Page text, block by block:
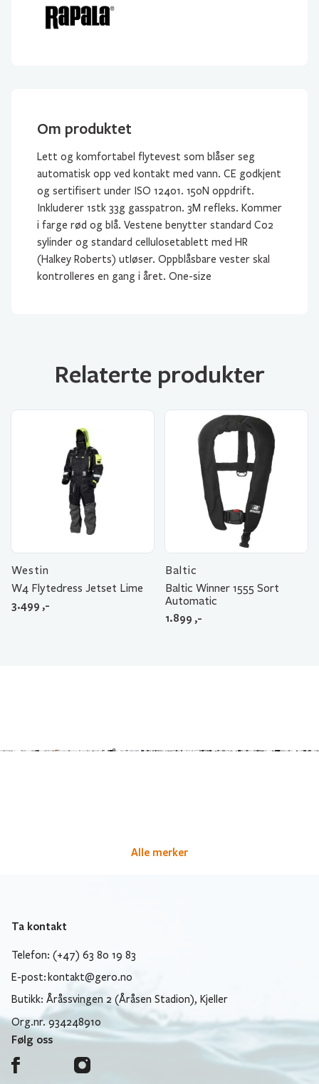
Om produktet
Lett og komfortabel flytevest som blåser seg
automatisk opp ved kontakt med vann. CE godkjent
og sertifisert under ISO 12401. 150N oppdrift.
Inkluderer 1stk 33g gasspatron. 3M refleks. Kommer
i farge rød og blå. Vestene benytter standard Co2
sylinder og standard cellulosetablett med HR
(Halkey Roberts) utløser. Oppblåsbare vester skal
kontrolleres en gang i året. One-size
Relaterte produkter
Westin
W4 Flytedress Jetset Lime
3.499 ,-
Baltic
Baltic Winner 1555 Sort
Automatic
1.899 ,-
Alle merker
Ta kontakt
Telefon: (+47) 63 80 19 83
E-post: kontakt@gero.no
Butikk: Åråssvingen 2 (Åråsen Stadion), Kjeller
Org.nr. 934248910
Følg oss